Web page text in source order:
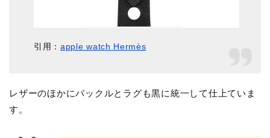
引用：apple watch Hermès
レザーのほかにバックルとラグも黒に統一して仕上ていま
す。